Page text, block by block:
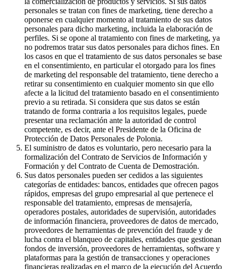
personales se tratan con fines de marketing, tiene derecho a
oponerse en cualquier momento al tratamiento de sus datos
personales para dicho marketing, incluida la elaboración de
perfiles. Si se opone al tratamiento con fines de marketing, ya
no podremos tratar sus datos personales para dichos fines. En
los casos en que el tratamiento de sus datos personales se base
en el consentimiento, en particular el otorgado para los fines
de marketing del responsable del tratamiento, tiene derecho a
retirar su consentimiento en cualquier momento sin que ello
afecte a la licitud del tratamiento basado en el consentimiento
previo a su retirada. Si considera que sus datos se están
tratando de forma contraria a los requisitos legales, puede
presentar una reclamación ante la autoridad de control
competente, es decir, ante el Presidente de la Oficina de
Protección de Datos Personales de Polonia.
El suministro de datos es voluntario, pero necesario para la
formalización del Contrato de Servicios de Información y
Formación y del Contrato de Cuenta de Demostración.
Sus datos personales pueden ser cedidos a las siguientes
categorías de entidades: bancos, entidades que ofrecen pagos
rápidos, empresas del grupo empresarial al que pertenece el
responsable del tratamiento, empresas de mensajería,
operadores postales, autoridades de supervisión, autoridades
de información financiera, proveedores de datos de mercado,
proveedores de herramientas de prevención del fraude y de
lucha contra el blanqueo de capitales, entidades que gestionan
fondos de inversión, proveedores de herramientas, software y
plataformas para la gestión de transacciones y operaciones
financieras realizadas en el marco de la ejecución del Acuerdo